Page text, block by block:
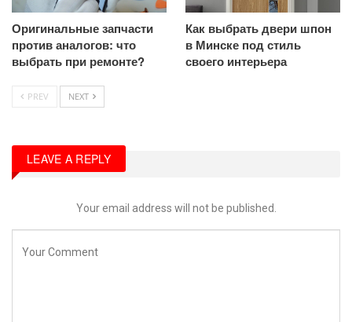
Оригинальные запчасти
против аналогов: что
выбрать при ремонте?
Как выбрать двери шпон
в Минске под стиль
своего интерьера
PREV NEXT
LEAVE A REPLY
Your email address will not be published.